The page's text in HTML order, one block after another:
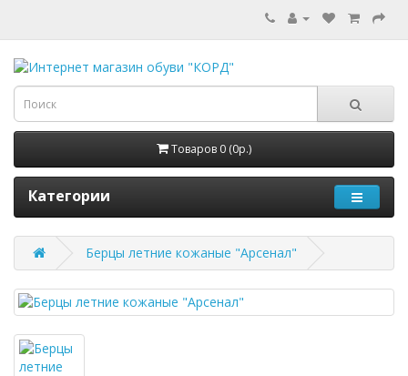
Товаров 0 (0р.)
Категории
Берцы летние кожаные "Арсенал"